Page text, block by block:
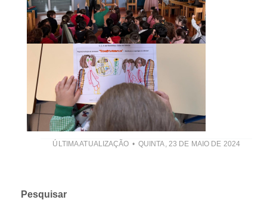
ÚLTIMA ATUALIZAÇÃO QUINTA, 23 DE MAIO DE 2024
Pesquisar